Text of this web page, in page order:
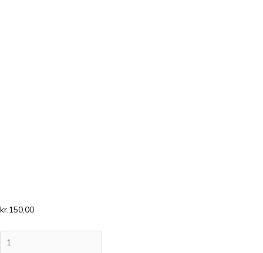
kr. 150,00